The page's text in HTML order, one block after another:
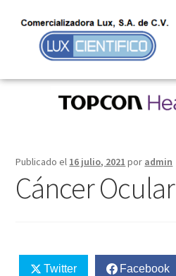
Publicado el 16 julio, 2021 por admin
Cáncer Ocular
Twitter Facebook